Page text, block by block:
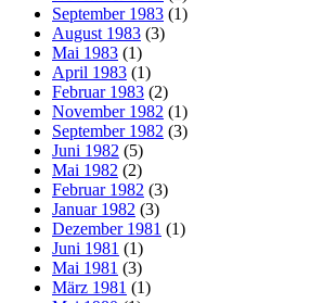
September 1983 (1)
August 1983 (3)
Mai 1983 (1)
April 1983 (1)
Februar 1983 (2)
November 1982 (1)
September 1982 (3)
Juni 1982 (5)
Mai 1982 (2)
Februar 1982 (3)
Januar 1982 (3)
Dezember 1981 (1)
Juni 1981 (1)
Mai 1981 (3)
März 1981 (1)